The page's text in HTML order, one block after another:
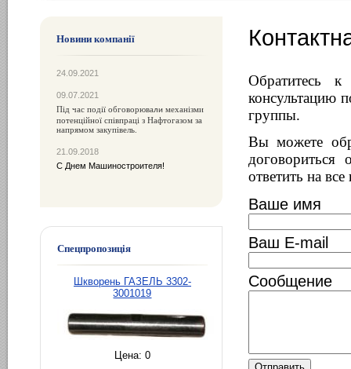
Новини компанії
24.09.2021
09.07.2021
Під час події обговорювали механізми
потенційної співпраці з Нафтогазом за
напрямом закупівель.
21.09.2018
С Днем Машиностроителя!
Спецпропозиція
Шкворень ГАЗЕЛЬ 3302-
3001019
Цена: 0
Обратитесь
консультацию
группы.
Вы можете
ответить на
Ваше имя
Ваш E-mail
Сообщение